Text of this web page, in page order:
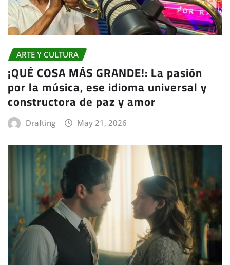
ARTE Y CULTURA
¡QUÉ COSA MÁS GRANDE!: La pasión
por la música, ese idioma universal y
constructora de paz y amor
Drafting May 21, 2026